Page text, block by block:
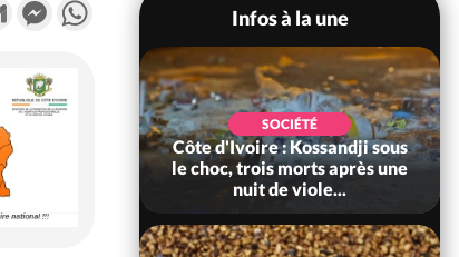
Infos à la une
coeur
SOCIÉTÉ
Côte d'Ivoire : Kossandji sous
le choc, trois morts après une
nuit de viole...